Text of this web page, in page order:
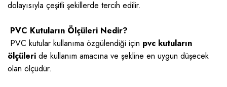
dolayısıyla çeşitli şekillerde tercih edilir.
PVC Kutuların Ölçüleri Nedir?
PVC kutular kullanıma özgülendiği için pvc kutuların
ölçüleri de kullanım amacına ve şekline en uygun düşecek
olan ölçüdür.